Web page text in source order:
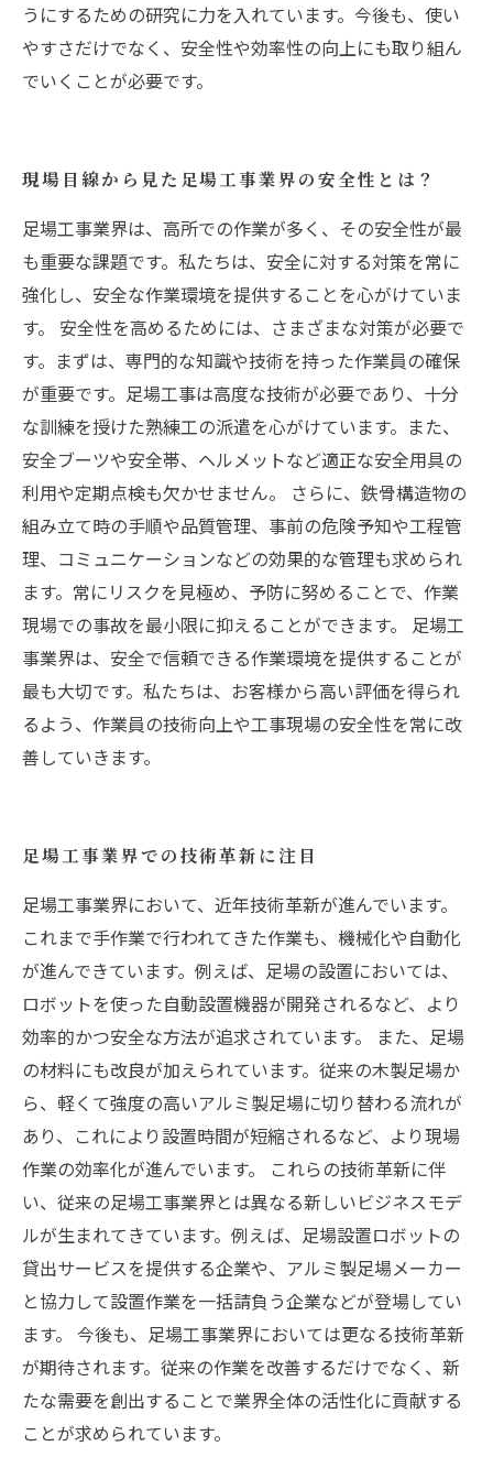
うにするための研究に力を入れています。今後も、使い
やすさだけでなく、安全性や効率性の向上にも取り組ん
でいくことが必要です。
現場目線から見た足場工事業界の安全性とは？
足場工事業界は、高所での作業が多く、その安全性が最
も重要な課題です。私たちは、安全に対する対策を常に
強化し、安全な作業環境を提供することを心がけていま
す。 安全性を高めるためには、さまざまな対策が必要で
す。まずは、専門的な知識や技術を持った作業員の確保
が重要です。足場工事は高度な技術が必要であり、十分
な訓練を授けた熟練工の派遣を心がけています。また、
安全ブーツや安全帯、ヘルメットなど適正な安全用具の
利用や定期点検も欠かせません。 さらに、鉄骨構造物の
組み立て時の手順や品質管理、事前の危険予知や工程管
理、コミュニケーションなどの効果的な管理も求められ
ます。常にリスクを見極め、予防に努めることで、作業
現場での事故を最小限に抑えることができます。 足場工
事業界は、安全で信頼できる作業環境を提供することが
最も大切です。私たちは、お客様から高い評価を得られ
るよう、作業員の技術向上や工事現場の安全性を常に改
善していきます。
足場工事業界での技術革新に注目
足場工事業界において、近年技術革新が進んでいます。
これまで手作業で行われてきた作業も、機械化や自動化
が進んできています。例えば、足場の設置においては、
ロボットを使った自動設置機器が開発されるなど、より
効率的かつ安全な方法が追求されています。 また、足場
の材料にも改良が加えられています。従来の木製足場か
ら、軽くて強度の高いアルミ製足場に切り替わる流れが
あり、これにより設置時間が短縮されるなど、より現場
作業の効率化が進んでいます。 これらの技術革新に伴
い、従来の足場工事業界とは異なる新しいビジネスモデ
ルが生まれてきています。例えば、足場設置ロボットの
貸出サービスを提供する企業や、アルミ製足場メーカー
と協力して設置作業を一括請負う企業などが登場してい
ます。 今後も、足場工事業界においては更なる技術革新
が期待されます。従来の作業を改善するだけでなく、新
たな需要を創出することで業界全体の活性化に貢献する
ことが求められています。